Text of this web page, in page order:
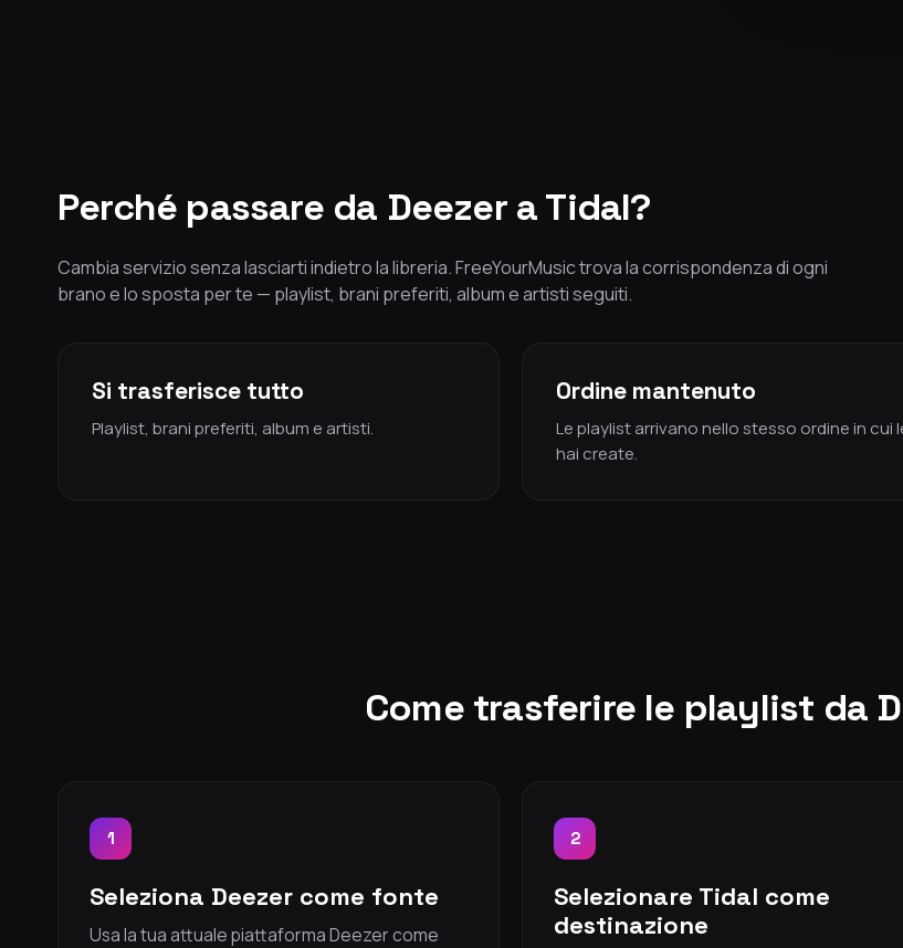
Perché passare da Deezer a Tidal?
Cambia servizio senza lasciarti indietro la libreria. FreeYourMusic trova la corrispondenza di ogni
brano e lo sposta per te — playlist, brani preferiti, album e artisti seguiti.
Si trasferisce tutto
Playlist, brani preferiti, album e artisti.
Ordine mantenuto
Le playlist arrivano nello stesso ordine in cui
hai create.
Come trasferire le playlist da
1
Seleziona Deezer come fonte
Usa la tua attuale piattaforma Deezer come
2
Selezionare Tidal come
destinazione